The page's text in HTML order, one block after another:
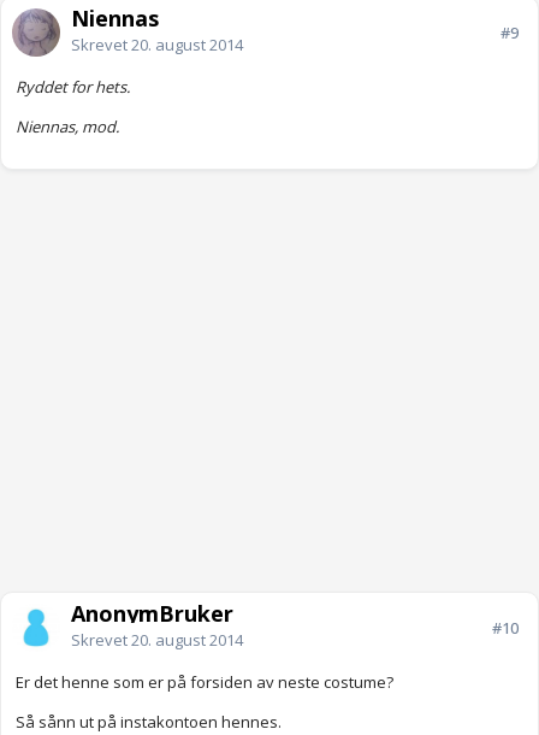
Niennas
Skrevet20. august 2014
#9
Ryddet for hets.
Niennas, mod.
AnonymBruker
Skrevet20. august 2014
#10
Er det henne som er på forsiden av neste costume?
Så sånn ut på instakontoen hennes.